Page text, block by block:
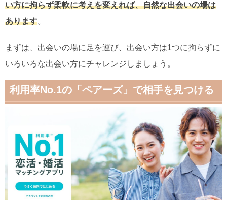
い方に拘らず柔軟に考えを変えれば、自然な出会いの場は
あります。
まずは、出会いの場に足を運び、出会い方は1つに拘らずに
いろいろな出会い方にチャレンジしましょう。
利用率No.1の「ペアーズ」で相手を見つける